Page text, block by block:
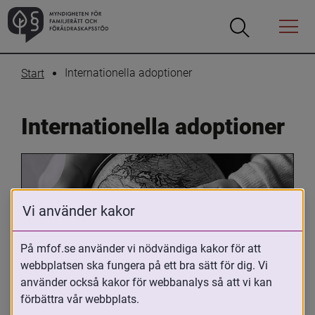
Öppna
Öppna
Menyn
Start Internationella adoptioner
Internationella adoptioner
Oavsett om du är adopterad,
adoptivförälder eller arbetar med
Vi använder kakor
På mfof.se använder vi nödvändiga kakor för att
webbplatsen ska fungera på ett bra sätt för dig. Vi
använder också kakor för webbanalys så att vi kan
förbättra vår webbplats.